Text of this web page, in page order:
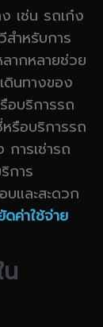
เช่น รถเก๋ง
สำหรับการ
ลากหลายช่วย
ดินทางของ
อบริการรถ
รือบริการรถ
การเช่ารถ
การ
บและสะดวก
ดค่าใช้จ่าย